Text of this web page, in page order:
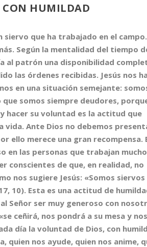
CON HUMILDAD
siervo que ha trabajado en el campo.
Según la mentalidad del tiempo
al patrón una disponibilidad
las órdenes recibidas. Jesús nos
en una situación semejante:
somos siempre deudores,
hacer su voluntad es la actitud que
vida. Ante Dios no debemos
ello merece una gran recompensa.
en las personas que trabajan
conscientes de que, en realidad, no
nos sugiere Jesús: «Somos siervos
10). Esta es una actitud de
Señor ser muy generoso con
ceñirá, nos pondrá a su mesa y nos
día la voluntad de Dios, con
quien nos ayude, quien nos anime,